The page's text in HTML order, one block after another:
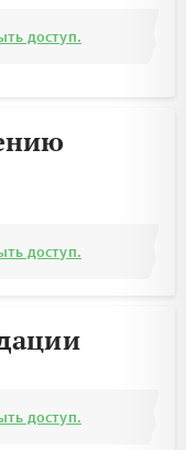
доступ.
доступ.
доступ.